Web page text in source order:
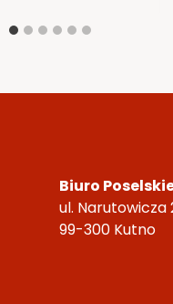
Biuro
ul. Narutowicza
99-300 Kutno